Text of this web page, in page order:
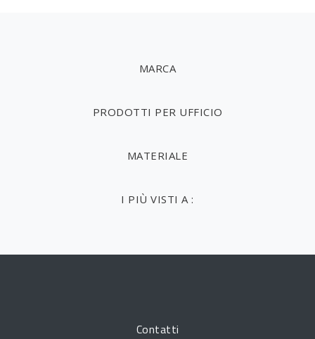
MARCA
PRODOTTI PER UFFICIO
MATERIALE
I PIÙ VISTI A :
Contatti